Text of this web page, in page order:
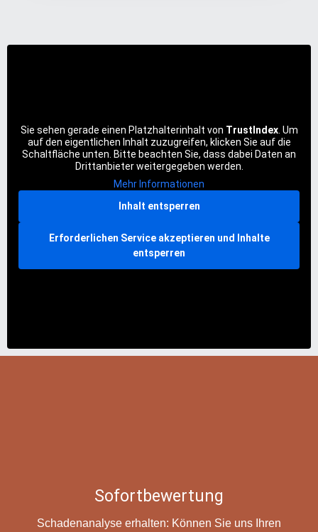
Sie sehen gerade einen Platzhalterinhalt von TrustIndex. Um
auf den eigentlichen Inhalt zuzugreifen, klicken Sie auf die
Schaltfläche unten. Bitte beachten Sie, dass dabei Daten an
Drittanbieter weitergegeben werden.
Mehr Informationen
Inhalt entsperren
Erforderlichen Service akzeptieren und Inhalte
entsperren
Sofortbewertung
Schadenanalyse erhalten: Können Sie uns Ihren